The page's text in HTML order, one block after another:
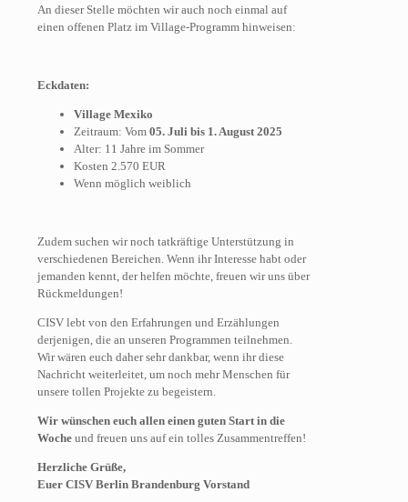
An dieser Stelle möchten wir auch noch einmal auf
einen offenen Platz im Village-Programm hinweisen:
Eckdaten:
Village Mexiko
Zeitraum: Vom 05. Juli bis 1. August 2025
Alter: 11 Jahre im Sommer
Kosten 2.570 EUR
Wenn möglich weiblich
Zudem suchen wir noch tatkräftige Unterstützung in
verschiedenen Bereichen. Wenn ihr Interesse habt oder
jemanden kennt, der helfen möchte, freuen wir uns über
Rückmeldungen!
CISV lebt von den Erfahrungen und Erzählungen
derjenigen, die an unseren Programmen teilnehmen.
Wir wären euch daher sehr dankbar, wenn ihr diese
Nachricht weiterleitet, um noch mehr Menschen für
unsere tollen Projekte zu begeistern.
Wir wünschen euch allen einen guten Start in die
Woche und freuen uns auf ein tolles Zusammentreffen!
Herzliche Grüße,
Euer CISV Berlin Brandenburg Vorstand